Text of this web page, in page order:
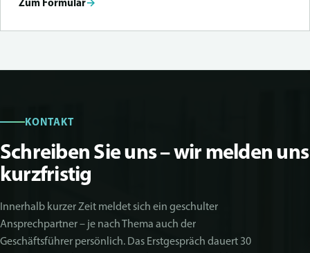
Zum Formular→
KONTAKT
Schreiben Sie uns – wir melden uns
kurzfristig
Innerhalb kurzer Zeit meldet sich ein geschulter
Ansprechpartner – je nach Thema auch der
Geschäftsführer persönlich. Das Erstgespräch dauert 30